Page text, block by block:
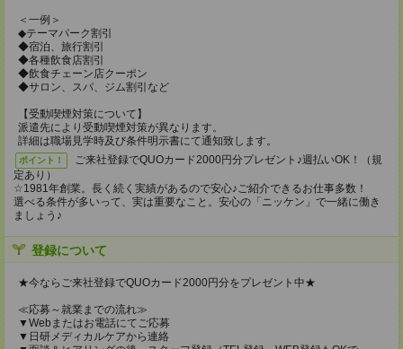
＜一例＞
◆テーマパーク割引
◆宿泊、旅行割引
◆各種飲食店割引
◆飲食チェーン店クーポン
◆サロン、スパ、ジム割引など
【受動喫煙対策について】
派遣先により受動喫煙対策が異なります。
詳細は職場見学時及び条件明示書にて通知致します。
ポイント！
ご来社登録でQUOカード2000円分プレゼント♪週払いOK！（規
定あり）
☆1981年創業。長く続く実績があるので安心♪ご紹介できるお仕事多数！
選べる条件が多いって、実は重要なこと。安心の「ニッケン」で一緒に働き
ましょう♪
登録について
★今ならご来社登録でQUOカード2000円分をプレゼント中★
≪応募～就業までの流れ≫
▼Webまたはお電話にてご応募
▼日研メディカルケアから連絡